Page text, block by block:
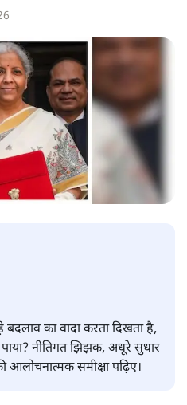
का वादा करता दिखता है,
नीतिगत झिझक, अधूरे सुधार
समीक्षा पढ़िए।